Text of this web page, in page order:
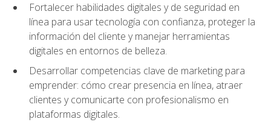
Fortalecer habilidades digitales y de seguridad en
línea para usar tecnología con confianza, proteger la
información del cliente y manejar herramientas
digitales en entornos de belleza.
Desarrollar competencias clave de marketing para
emprender: cómo crear presencia en línea, atraer
clientes y comunicarte con profesionalismo en
plataformas digitales.